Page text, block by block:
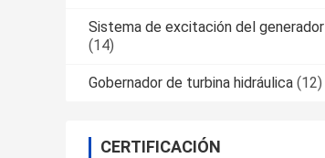
Sistema de excitación del generador
(14)
Gobernador de turbina hidráulica (12)
CERTIFICACIÓN